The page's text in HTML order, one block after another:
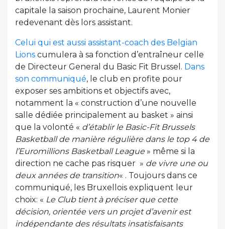
capitale la saison prochaine, Laurent Monier
redevenant dès lors assistant.
Celui qui est aussi assistant-coach des Belgian
Lions cumulera à sa fonction d’entraîneur celle
de Directeur General du Basic Fit Brussel. Dans
son communiqué, le club en profite pour
exposer ses ambitions et objectifs avec,
notamment la « construction d’une nouvelle
salle dédiée principalement au basket » ainsi
que la volonté « d’établir le Basic-Fit Brussels
Basketball de manière régulière dans le top 4 de
l’Euromillions Basketball League» même si la
direction ne cache pas risquer » de vivre une ou
deux années de transition« . Toujours dans ce
communiqué, les Bruxellois expliquent leur
choix: « Le Club tient à préciser que cette
décision, orientée vers un projet d’avenir est
indépendante des résultats insatisfaisants